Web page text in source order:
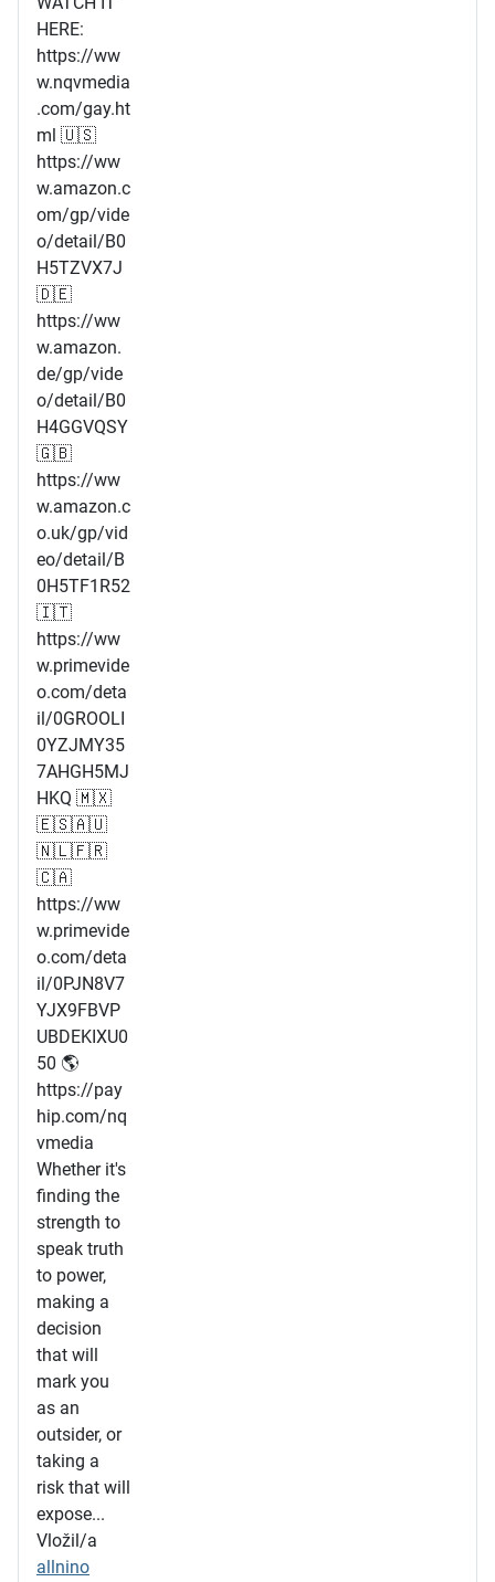
HERE:
https://ww
w.nqvmedia
.com/gay.ht
ml 🇺🇸
https://ww
w.amazon.c
om/gp/vide
o/detail/B0
H5TZVX7J
🇩🇪
https://ww
w.amazon.
de/gp/vide
o/detail/B0
H4GGVQSY
🇬🇧
https://ww
w.amazon.c
o.uk/gp/vid
eo/detail/B
0H5TF1R52
🇮🇹
https://ww
w.primevide
o.com/deta
il/0GROOLI
0YZJMY35
7AHGH5MJ
HKQ 🇲🇽
🇪🇸🇦🇺
🇳🇱🇫🇷
🇨🇦
https://ww
w.primevide
o.com/deta
il/0PJN8V7
YJX9FBVP
UBDEKIXU0
50 🌎
https://pay
hip.com/nq
vmedia
Whether it's
finding the
strength to
speak truth
to power,
making a
decision
that will
mark you
as an
outsider, or
taking a
risk that will
expose...
Vložil/a
allnino